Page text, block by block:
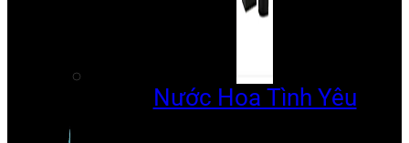
Nước Hoa Tình Yêu